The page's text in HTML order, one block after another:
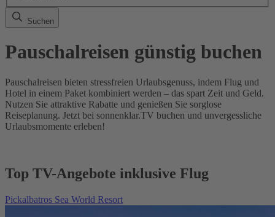
Suchen
Pauschalreisen günstig buchen
Pauschalreisen bieten stressfreien Urlaubsgenuss, indem Flug und
Hotel in einem Paket kombiniert werden – das spart Zeit und Geld.
Nutzen Sie attraktive Rabatte und genießen Sie sorglose
Reiseplanung. Jetzt bei sonnenklar.TV buchen und unvergessliche
Urlaubsmomente erleben!
Top TV-Angebote inklusive Flug
Pickalbatros Sea World Resort